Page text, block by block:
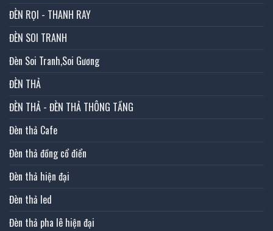
ĐÈN RỌI - THANH RAY
ĐÈN SOI TRANH
Đèn Soi Tranh,Soi Gương
ĐÈN THẢ
ĐÈN THẢ - ĐÈN THẢ THÔNG TẦNG
Đèn thả Cafe
Đèn thả đồng cổ điển
Đèn thả hiện đại
Đèn thả led
Đèn thả pha lê hiện đại